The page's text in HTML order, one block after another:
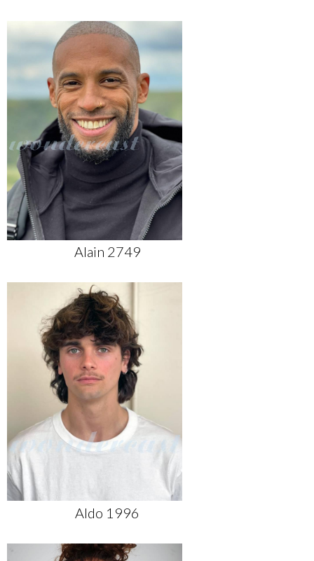
Alain 2749
Aldo 1996